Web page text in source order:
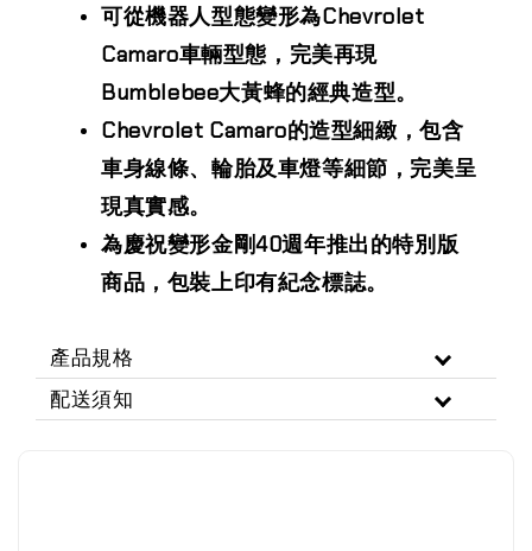
可從機器人型態變形為Chevrolet
Camaro車輛型態，完美再現
Bumblebee大黃蜂的經典造型。
Chevrolet Camaro的造型細緻，包含
車身線條、輪胎及車燈等細節，完美呈
現真實感。
為慶祝變形金剛40週年推出的特別版
商品，包裝上印有紀念標誌。
產品規格
配送須知